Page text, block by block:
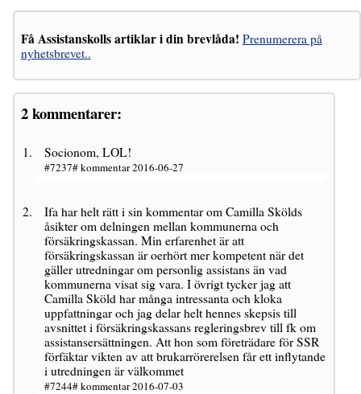
Få Assistanskolls artiklar i din brevlåda! Prenumerera på
nyhetsbrevet..
2 kommentarer:
Socionom, LOL!
#7237# kommentar 2016-06-27
Ifa har helt rätt i sin kommentar om Camilla Skölds
åsikter om delningen mellan kommunerna och
försäkringskassan. Min erfarenhet är att
försäkringskassan är oerhört mer kompetent när det
gäller utredningar om personlig assistans än vad
kommunerna visat sig vara. I övrigt tycker jag att
Camilla Sköld har många intressanta och kloka
uppfattningar och jag delar helt hennes skepsis till
avsnittet i försäkringskassans regleringsbrev till fk om
assistansersättningen. Att hon som företrädare för SSR
förfäktar vikten av att brukarrörerelsen får ett inflytande
i utredningen är välkommet
#7244# kommentar 2016-07-03